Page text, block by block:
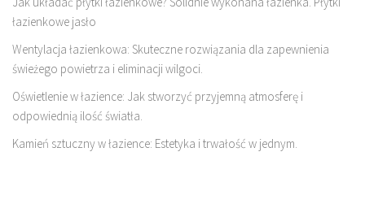
łazienkowe jasło
Wentylacja łazienkowa: Skuteczne rozwiązania dla zapewnienia
świeżego powietrza i eliminacji wilgoci.
Oświetlenie w łazience: Jak stworzyć przyjemną atmosferę i
odpowiednią ilość światła.
Kamień sztuczny w łazience: Estetyka i trwałość w jednym.